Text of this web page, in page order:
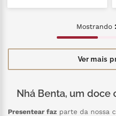
Mostrando
Nhá Benta, um doce
Presentear faz parte da nossa